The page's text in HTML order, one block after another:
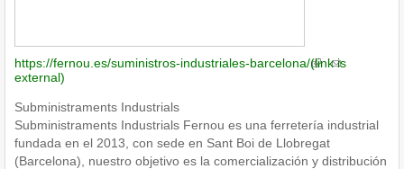
https://fernou.es/suministros-industriales-barcelona/(link is
external)
Subministraments Industrials
Subministraments Industrials Fernou es una ferretería industrial
fundada en el 2013, con sede en Sant Boi de Llobregat
(Barcelona), nuestro objetivo es la comercialización y distribución